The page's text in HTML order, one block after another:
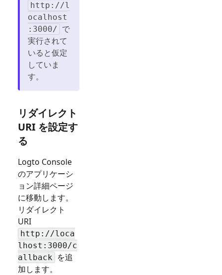
http://l
ocalhost
:3000/ で
実行されて
いると仮定
していま
す。
リダイレクト
URI を設定す
る
Logto Console
のアプリケーシ
ョン詳細ページ
に移動します。
リダイレクト
URI
http://loca
lhost:3000/c
allback を追
加します。